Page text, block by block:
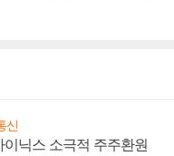
신
닉스 소극적 주주환원